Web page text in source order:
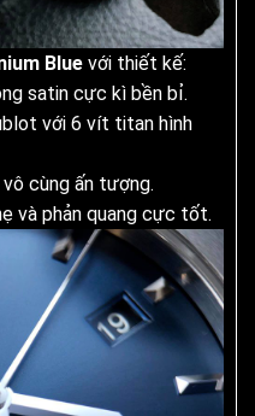
Blue với thiết kế:
satin cực kì bền bỉ.
với 6 vít titan hình
cùng ấn tượng.
và phản quang cực tốt.